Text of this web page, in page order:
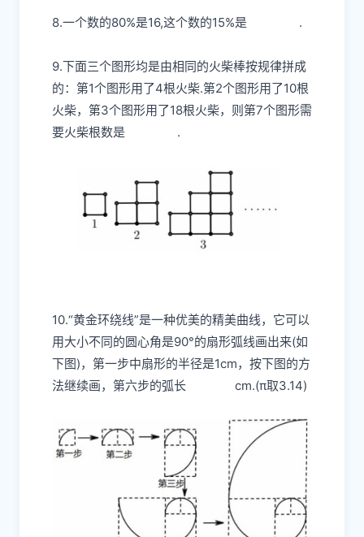
8.一个数的80%是16,这个数的15%是 .
9.下面三个图形均是由相同的火柴棒按规律拼成
的：第1个图形用了4根火柴.第2个图形用了10根
火柴，第3个图形用了18根火柴，则第7个图形需
要火柴根数是
.
10.“黄金环绕线”是一种优美的精美曲线，它可以
用大小不同的圆心角是90°的扇形弧线画出来(如
下图)，第一步中扇形的半径是1cm，按下图的方
法继续画，第六步的弧长
cm.(π取3.14)